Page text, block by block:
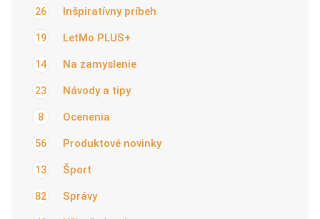
Inšpiratívny príbeh
26
LetMo PLUS+
19
Na zamyslenie
14
Návody a tipy
23
Ocenenia
8
Produktové novinky
56
Šport
13
Správy
82